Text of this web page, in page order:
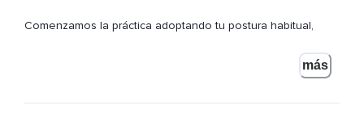
Comenzamos la práctica adoptando tu postura habitual,
Puedes ser sentado en una silla tumbado en el suelo,
más